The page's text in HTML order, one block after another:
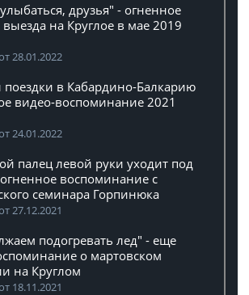
друзья" - огненное
выезда на Круглое в мае 2019
28.01.2022
поездки в Кабардино-Балкарию
видео-воспоминание 2021
24.01.2022
палец левой руки уходит под
воспоминание с
семинара Горпинюка
27.12.2021
подогревать лед" - еще
о мартовском
на Круглом
18.11.2021